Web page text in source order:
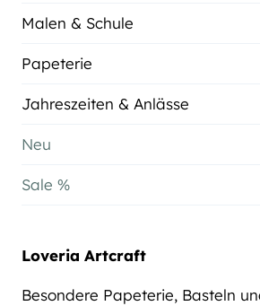
Malen & Schule
Papeterie
Jahreszeiten & Anlässe
Neu
Sale %
Loveria Artcraft
Besondere Papeterie, Basteln